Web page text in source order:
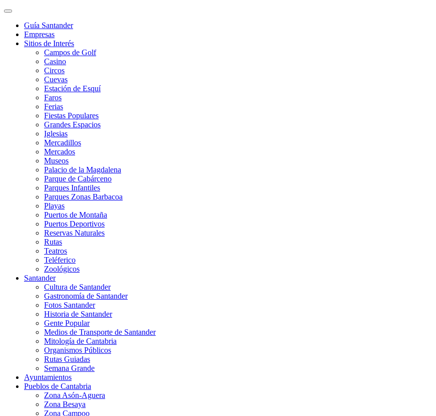
Guía Santander
Empresas
Sitios de Interés
Campos de Golf
Casino
Circos
Cuevas
Estación de Esquí
Faros
Ferias
Fiestas Populares
Grandes Espacios
Iglesias
Mercadillos
Mercados
Museos
Palacio de la Magdalena
Parque de Cabárceno
Parques Infantiles
Parques Zonas Barbacoa
Playas
Puertos de Montaña
Puertos Deportivos
Reservas Naturales
Rutas
Teatros
Teléferico
Zoológicos
Santander
Cultura de Santander
Gastronomía de Santander
Fotos Santander
Historia de Santander
Gente Popular
Medios de Transporte de Santander
Mitología de Cantabria
Organismos Públicos
Rutas Guiadas
Semana Grande
Ayuntamientos
Pueblos de Cantabria
Zona Asón-Aguera
Zona Besaya
Zona Campoo